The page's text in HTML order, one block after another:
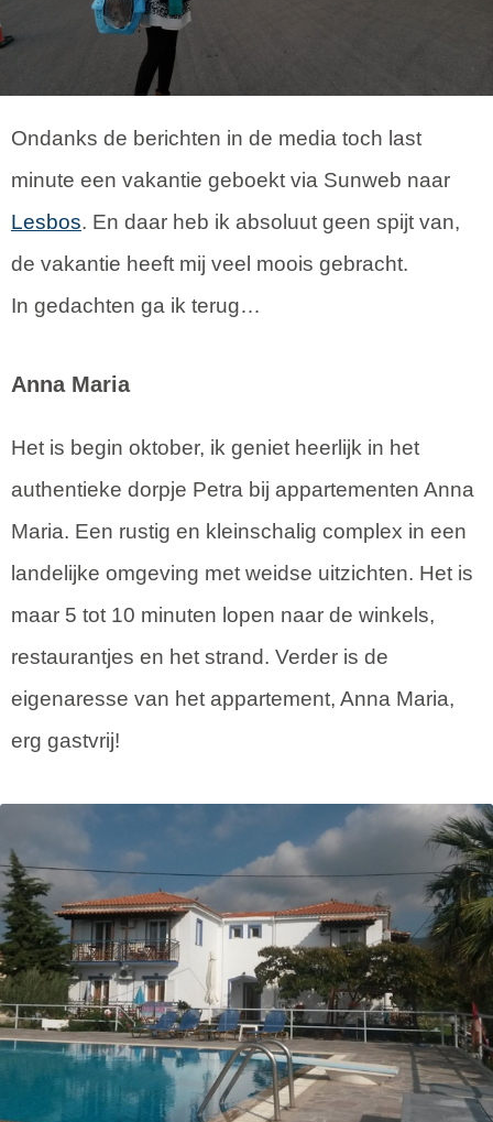
Ondanks de berichten in de media toch last
minute een vakantie geboekt via Sunweb naar
Lesbos. En daar heb ik absoluut geen spijt van,
de vakantie heeft mij veel moois gebracht.
In gedachten ga ik terug…
Anna Maria
Het is begin oktober, ik geniet heerlijk in het
authentieke dorpje Petra bij appartementen Anna
Maria. Een rustig en kleinschalig complex in een
landelijke omgeving met weidse uitzichten. Het is
maar 5 tot 10 minuten lopen naar de winkels,
restaurantjes en het strand. Verder is de
eigenaresse van het appartement, Anna Maria,
erg gastvrij!